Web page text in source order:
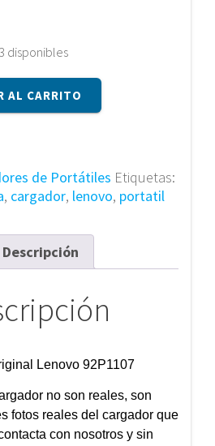
3 disponibles
AL CARRITO
de Portátiles Etiquetas:
, cargador, lenovo, portatil
Descripción
Lenovo 92P1107
no son reales, son
fotos reales del cargador que
con nosotros y sin